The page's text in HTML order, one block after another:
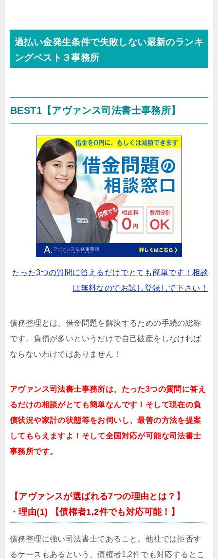
過払い金発生条件で失敗しない最新のランキ
ングベスト３事務所
BEST1 【アヴァンス司法書士事務所】
たった3つの質問に答えるだけでとても簡単です！相談
は無料なのでお試し登録して下さい！
債務整理とは、借金問題を解決するための手続の総称
です。負債が多いというだけで自己破産をしなければ
ならないわけではありません！
アヴァンス司法書士事務所は、 たった3つの質問に答え
るだけの相談がとても簡単なんです！そして現在の負
債状況や家計の状態等をお伺いし、最善の方法を提案
してもらえますよ！そして全国対応が可能な司法書士
事務所です。
【アヴァンスが選ばれる7つの理由とは？】
・理由(1) 【債権者1,2件でも対応可能！】
債務整理に強い司法書士であること。他社では拒否す
るケースもあるという、債権者1,2件でも対応するとこ